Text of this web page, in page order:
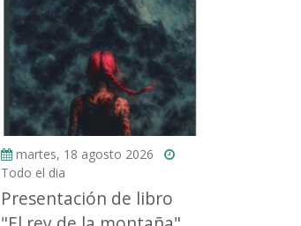
martes, 18 agosto 2026
Todo el dia
Presentación de libro